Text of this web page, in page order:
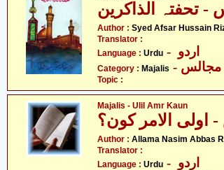
Author : Syed Afsar Hussain
Translator :
Language : Urdu
Category : Majalis - مجالس
Topic :
Majalis - Ulil Amr Kaun
اولی الامر کون؟
Author : Allama Nasim Abbas
Translator :
Language : Urdu